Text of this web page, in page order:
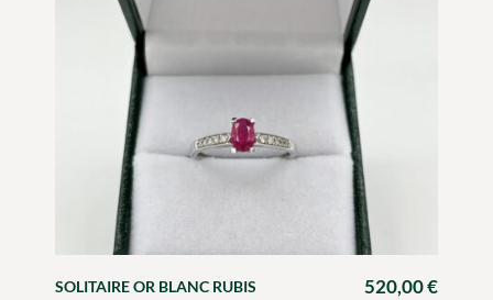
SOLITAIRE OR BLANC RUBIS 520,00€